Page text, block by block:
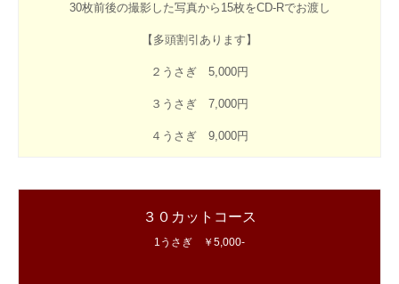
30枚前後の撮影した写真から15枚をCD-Rでお渡し
【多頭割引あります】
２うさぎ 5,000円
３うさぎ 7,000円
４うさぎ 9,000円
３０カットコース
1うさぎ ￥5,000-